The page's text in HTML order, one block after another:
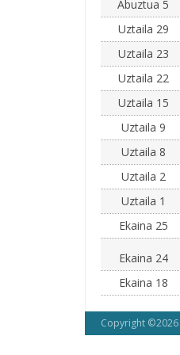
Abuztua 5
Uztaila 29
Uztaila 23
Uztaila 22
Uztaila 15
Uztaila 9
Uztaila 8
Uztaila 2
Uztaila 1
Ekaina 25
Ekaina 24
Ekaina 18
Copyright ©2026